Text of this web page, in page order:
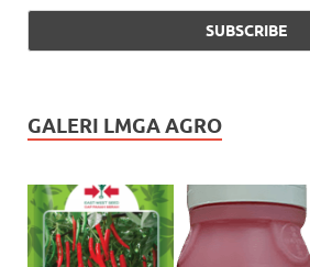
GALERI LMGA AGRO